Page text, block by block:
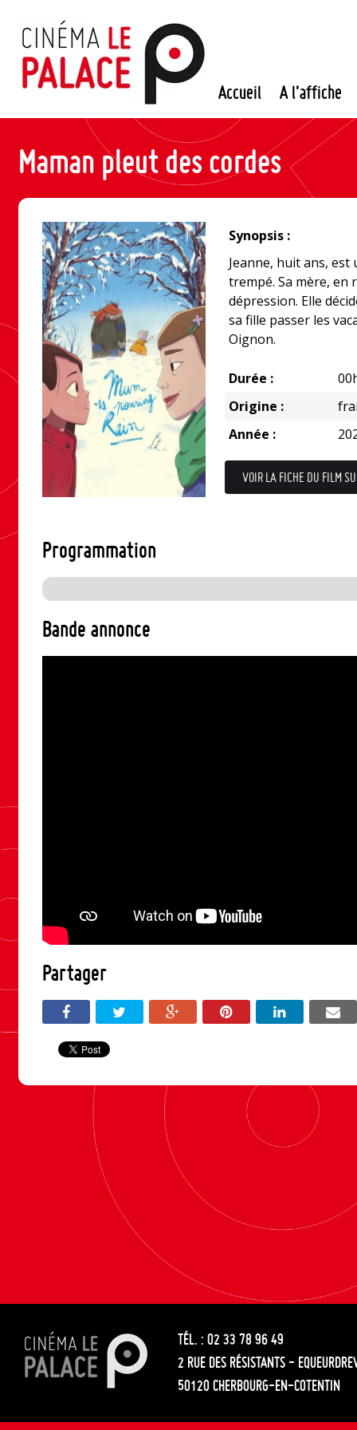
contenu
Accueil A l’affiche
Maman pleut des cordes
Synopsis :
Jeanne, huit ans,
trempé. Sa mère, en
dépression. Elle
sa fille passer les
Oignon.
Durée :
Origine :
Année :
VOIR LA FICHE DU FILM
Programmation
Bande annonce
Partager
TÉL. : 02 33 78 96 49
2 RUE DES RÉSISTANTS -
50120 CHERBOURG-EN-COTENTIN